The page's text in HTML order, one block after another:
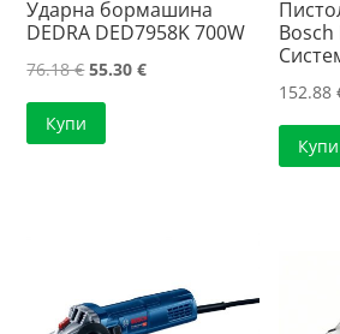
Ударна бормашина
DEDRA DED7958K 700W
76.18€ Original
price
55.30€Текущата
Купи
Bosch
152.88
Купи